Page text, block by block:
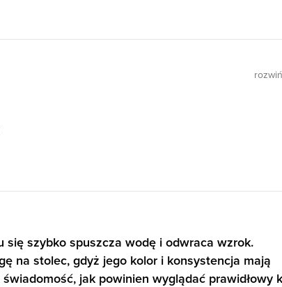
rozwiń
się szybko spuszcza wodę i odwraca wzrok.
na stolec, gdyż jego kolor i konsystencja mają
jak powinien wyglądać prawidłowy